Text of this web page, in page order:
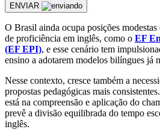
ENVIAR
O Brasil ainda ocupa posições
de proficiência em inglês, como o EF
(EF EPI), e esse cenário tem
ensino a adotarem modelos bilíngues já
Nesse contexto, cresce também a
propostas pedagógicas mais
está na compreensão e aplicação do
prevê a divisão equilibrada do tempo
inglês.